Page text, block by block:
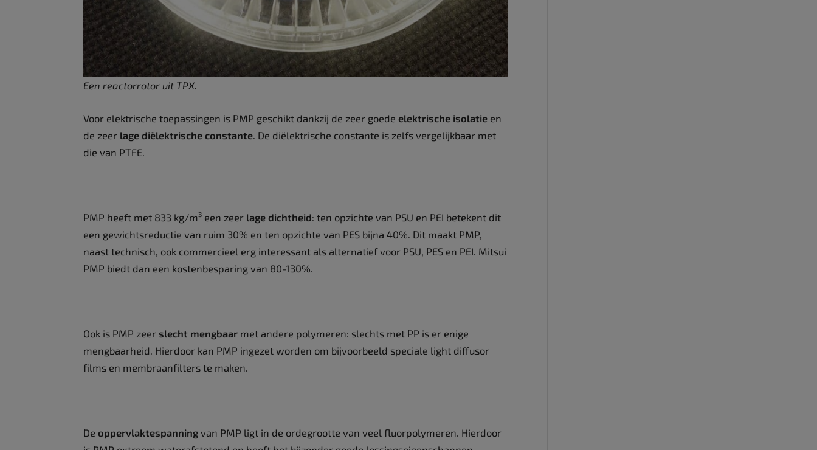
Een reactorrotor uit TPX.
Voor elektrische toepassingen is PMP geschikt dankzij de zeer goede elektrische isolatie en
de zeer lage diëlektrische constante. De diëlektrische constante is zelfs vergelijkbaar met
die van PTFE.
PMP heeft met 833 kg/m3een zeer lage dichtheid: ten opzichte van PSU en PEI betekent dit
een gewichtsreductie van ruim 30% en ten opzichte van PES bijna 40%. Dit maakt PMP,
naast technisch, ook commercieel erg interessant als alternatief voor PSU, PES en PEI. Mitsui
PMP biedt dan een kostenbesparing van 80-130%.
Ook is PMP zeer slecht mengbaar met andere polymeren: slechts met PP is er enige
mengbaarheid. Hierdoor kan PMP ingezet worden om bijvoorbeeld speciale light diffusor
films en membraanfilters te maken.
De oppervlaktespanningvan PMP ligt in de ordegrootte van veel fluorpolymeren. Hierdoor